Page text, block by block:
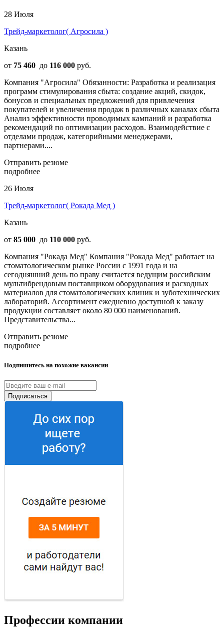
28 Июля
Трейд-маркетолог( Агросила )
Казань
от 75 460 до 116 000 руб.
Компания "Агросила" Обязанности: Разработка и реализация
программ стимулирования сбыта: создание акций, скидок,
бонусов и специальных предложений для привлечения
покупателей и увеличения продаж в различных каналах сбыта
Анализ эффективности проводимых кампаний и разработка
рекомендаций по оптимизации расходов. Взаимодействие с
отделами продаж, категорийными менеджерами,
партнерами....
Отправить резюме
подробнее
26 Июля
Трейд-маркетолог( Рокада Мед )
Казань
от 85 000 до 110 000 руб.
Компания "Рокада Мед" Компания "Рокада Мед" работает на
стоматологическом рынке России с 1991 года и на
сегодняшний день по праву считается ведущим российским
мультибрендовым поставщиком оборудования и расходных
материалов для стоматологических клиник и зуботехнических
лабораторий. Ассортимент ежедневно доступной к заказу
продукции составляет около 80 000 наименований.
Представительства...
Отправить резюме
подробнее
Подпишитесь на похожие вакансии
Подписаться
Профессии компании